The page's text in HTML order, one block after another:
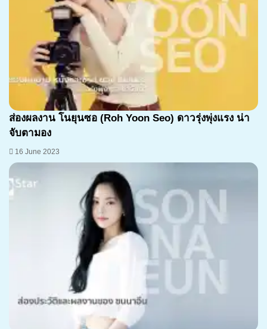
ส่องผลงาน โนยุนซอ (Roh Yoon Seo) ดาวรุ่งพุ่งแรง น่า
จับตามอง
16 June 2023